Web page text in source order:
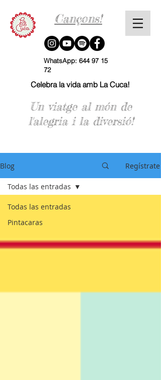
Cançons!
WhatsApp: 644 97 15
72
Celebra la vida amb La Cuca!
Un viatge al món de
l'alegria i la diversió!
Blog Regístrate
Todas las entradas
Pintacaras
Todas las entradas